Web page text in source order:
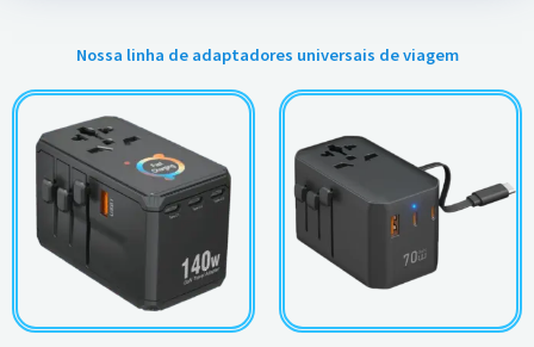
Nossa linha de adaptadores universais de viagem